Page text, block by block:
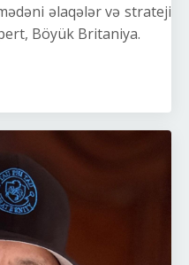
əlaqələr və strateji
Böyük Britaniya.